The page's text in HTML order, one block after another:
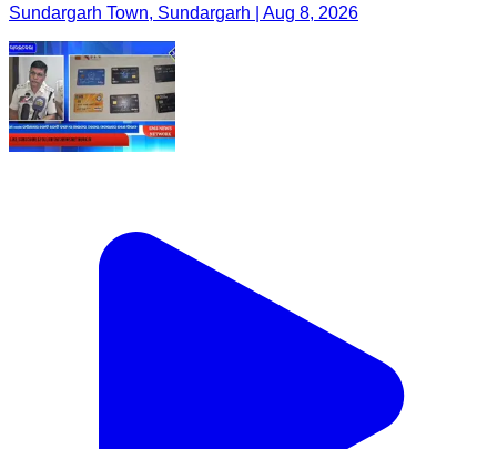
Sundargarh Town, Sundargarh | Aug 8, 2026